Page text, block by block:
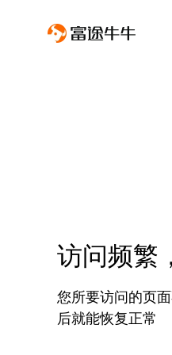
访问频繁
您所要访问的页
后就能恢复正常